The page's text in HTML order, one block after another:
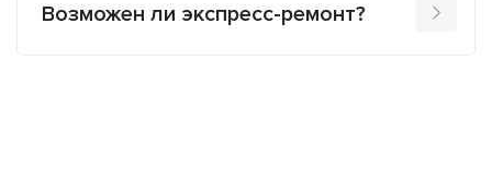
Возможен ли экспресс-ремонт?